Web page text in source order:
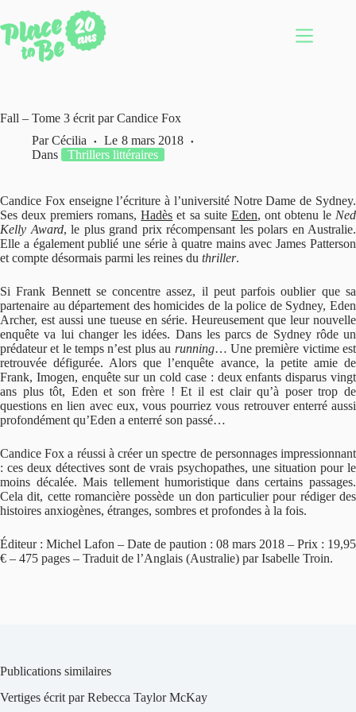
au
contenu
Fall – Tome 3 écrit par Candice Fox
Par Cécilia Le 8 mars 2018
Dans
Thrillers littéraires
Candice Fox enseigne l’écriture à l’université Notre Dame de Sydney.
Ses deux premiers romans,Hadès et sa suite Eden, ont obtenu le Ned
Kelly Award, le plus grand prix récompensant les polars en Australie.
Elle a également publié une série à quatre mains avec James Patterson
et compte désormais parmi les reines du thriller.
Si Frank Bennett se concentre assez, il peut parfois oublier que sa
partenaire au département des homicides de la police de Sydney, Eden
Archer, est aussi une tueuse en série. Heureusement que leur nouvelle
enquête va lui changer les idées. Dans les parcs de Sydney rôde un
prédateur et le temps n’est plus au running… Une première victime est
retrouvée défigurée. Alors que l’enquête avance, la petite amie de
Frank, Imogen, enquête sur un cold case : deux enfants disparus vingt
ans plus tôt, Eden et son frère ! Et il est clair qu’à poser trop de
questions en lien avec eux, vous pourriez vous retrouver enterré aussi
profondément qu’Eden a enterré son passé…
Candice Fox a réussi à créer un spectre de personnages impressionnant
: ces deux détectives sont de vrais psychopathes, une situation pour le
moins décalée. Mais tellement humoristique dans certains passages.
Cela dit, cette romancière possède un don particulier pour rédiger des
histoires anxiogènes, étranges, sombres et profondes à la fois.
Éditeur : Michel Lafon – Date de paution : 08 mars 2018 – Prix : 19,95
€ – 475 pages – Traduit de l’Anglais (Australie) par Isabelle Troin.
Publications similaires
Vertiges écrit par Rebecca Taylor McKay